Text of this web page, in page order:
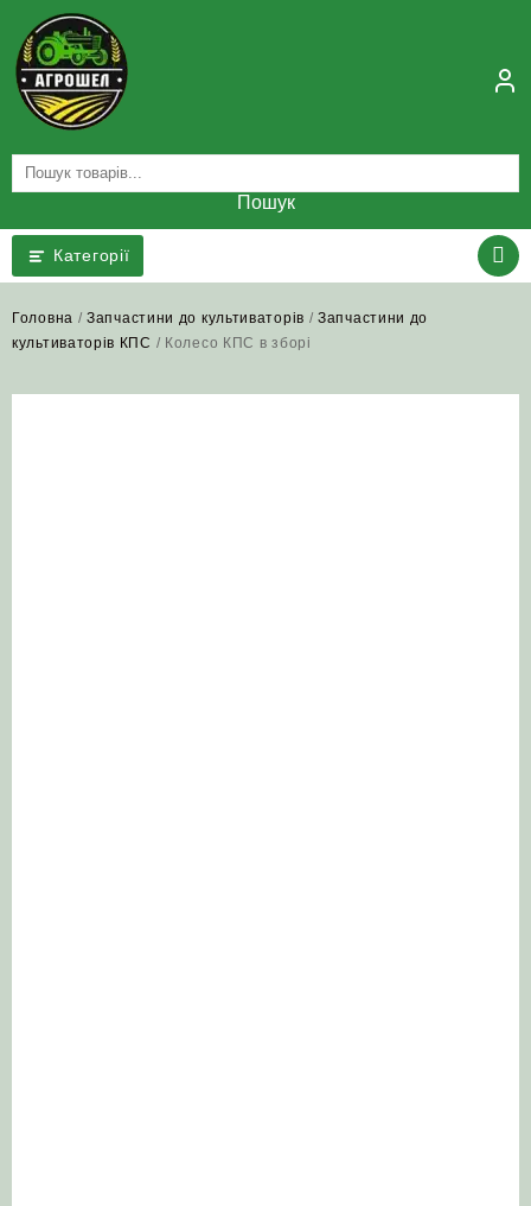
content
Пошук
Категорії
Головна /Запчастини до культиваторів /Запчастини до
культиваторів КПС / Колесо КПС в зборі